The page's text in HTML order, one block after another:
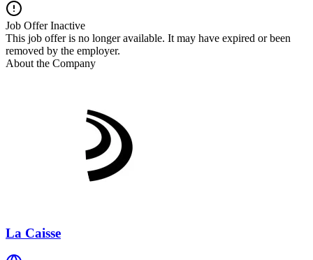
Job Offer Inactive
This job offer is no longer available. It may have expired or been
removed by the employer.
About the Company
La Caisse